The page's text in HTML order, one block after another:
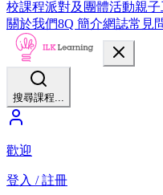
校課程派對及團體活動親
關於我們8Q 簡介網誌常見
搜尋課程...
歡迎
登入 / 註冊